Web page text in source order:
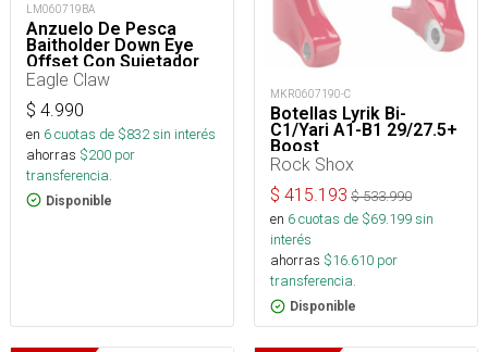
LM060719BA
Anzuelo De Pesca
Baitholder Down Eye
Offset Con Sujetador
De Carnada
Eagle Claw
$ 4.990
en 6cuotas de $832sin interés
ahorras $200 por
transferencia.
Disponible
MKR0607190-C
Botellas Lyrik Bi-
C1/Yari A1-B1 29/27.5+
Boost
Rock Shox
$ 415.193 $533.990
en 6cuotas de $69.199sin
interés
ahorras $16.610 por
transferencia.
Disponible